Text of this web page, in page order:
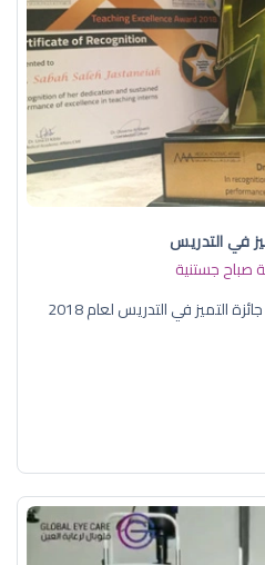
في التدريس
صباح جستنية
التميز في التدريس لعام 2018